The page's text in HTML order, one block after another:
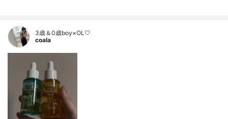
3歳＆0歳boy×OL🤍
coala